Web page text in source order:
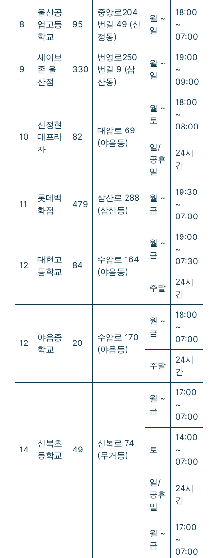
8
울산공
업고등
학교
95
중앙로204
번길 49 (신
정동)
월 ~
일
18:00
~
07:00
9
세이브
존 울
산점
330
번영로250
번길 9 (삼
산동)
월 ~
일
19:00
~
09:00
10
신정현
대프라
자
82
대암로 69
(야음동)
월 ~
토
18:00
~
08:00
일/
공휴
일
24시
간
11
롯데백
화점
479
삼산로 288
(삼산동)
월 ~
금
19:30
~
07:00
12
대현고
등학교
84
수암로 164
(야음동)
월 ~
금
19:00
~
07:30
주말
24시
간
12
야음중
학교
20
수암로 170
(야음동)
월 ~
금
18:00
~
07:00
주말
24시
간
14
신복초
등학교
49
신복로 74
(무거동)
월 ~
금
17:00
~
07:00
토
14:00
~
07:00
일/
공휴
일
24시
간
월 ~
금
17:00
~
07:00